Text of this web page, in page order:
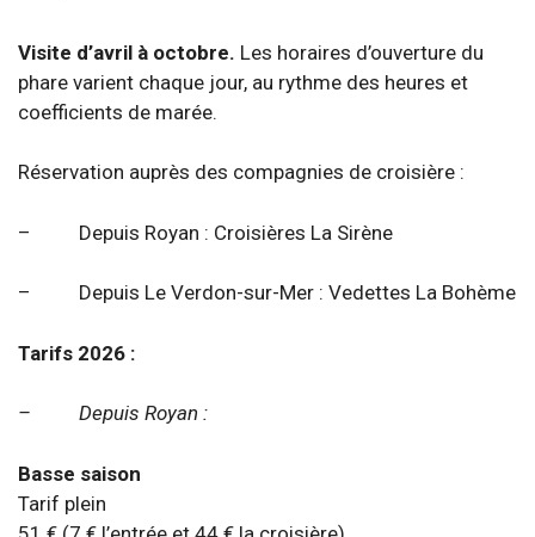
Visite d’avril à octobre. Les horaires d’ouverture du
phare varient chaque jour, au rythme des heures et
coefficients de marée.
Réservation auprès des compagnies de croisière :
– Depuis Royan : Croisières La Sirène
– Depuis Le Verdon-sur-Mer : Vedettes La Bohème
Tarifs 2026 :
– Depuis Royan :
Basse saison
Tarif plein